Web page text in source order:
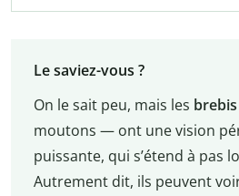
Le saviez-vous ?
On le sait peu, mais les brebis
moutons — ont une vision
puissante, qui s’étend à pas
Autrement dit, ils peuvent